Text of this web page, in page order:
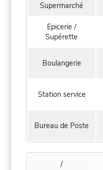
Supermarché
Epicerie /
Supérette
Boulangerie
Station service
Bureau de Poste
/